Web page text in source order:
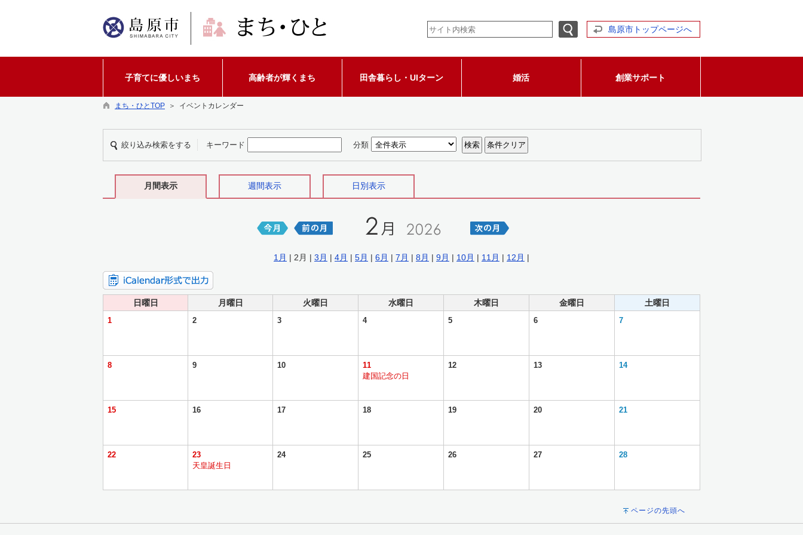
島原市トップページへ
子育てに優しいまち 高齢者が輝くまち 田舎暮らし・UIターン 婚活 創業サポート
まち・ひとTOP ＞ イベントカレンダー
絞り込み検索をする キーワード 分類
月間表示 週間表示 日別表示
1月 | 2月 | 3月 | 4月 | 5月 | 6月 | 7月 | 8月 | 9月 | 10月 | 11月 | 12月 |
日曜日 月曜日 火曜日 水曜日 木曜日 金曜日 土曜日
1 2 3 4 5 6 7
8 9 10
11
建国記念の日
12 13 14
15 16 17 18 19 20 21
22
23
天皇誕生日
24 25 26 27 28
ページの先頭へ